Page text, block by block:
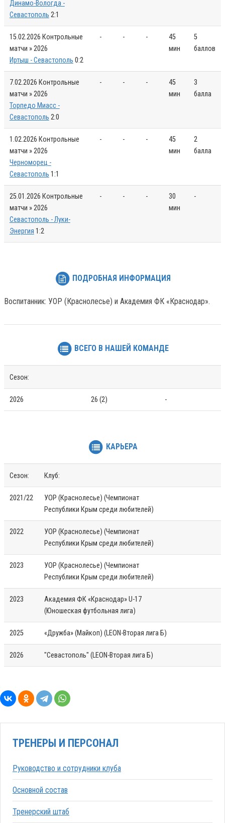
Динамо-Вологда -
Севастополь 2:1
15.02.2026 Контрольные
матчи » 2026
Иртыш - Севастополь 0:2
- - -
45
мин
5
баллов
7.02.2026 Контрольные
матчи » 2026
Торпедо Миасс -
Севастополь 2:0
- - -
45
мин
3
балла
1.02.2026 Контрольные
матчи » 2026
Черноморец -
Севастополь 1:1
- - -
45
мин
2
балла
25.01.2026 Контрольные
матчи » 2026
Севастополь - Луки-
Энергия 1:2
- - -
30
мин
-
ПОДРОБНАЯ ИНФОРМАЦИЯ
Воспитанник: УОР (Краснолесье) и Академия ФК «Краснодар».
ВСЕГО В НАШЕЙ КОМАНДЕ
Сезон:
2026 26 (2) -
КАРЬЕРА
Сезон: Клуб:
2021/22
УОР (Краснолесье) (Чемпионат
Республики Крым среди любителей)
2022
УОР (Краснолесье) (Чемпионат
Республики Крым среди любителей)
2023
УОР (Краснолесье) (Чемпионат
Республики Крым среди любителей)
2023
Академия ФК «Краснодар» U-17
(Юношеская футбольная лига)
2025 «Дружба» (Майкоп) (LEON-Вторая лига Б)
2026 "Севастополь" (LEON-Вторая лига Б)
ТРЕНЕРЫ И ПЕРСОНАЛ
Руководство и сотрудники клуба
Основной состав
Тренерский штаб